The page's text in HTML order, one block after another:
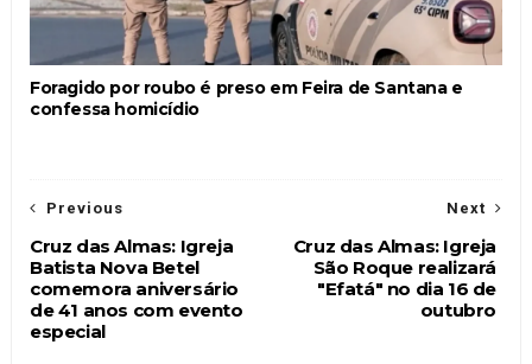
Foragido por roubo é preso em Feira de Santana e
confessa homicídio
Next
Cruz das Almas: Igreja
São Roque realizará
"Efatá" no dia 16 de
outubro
Previous
Cruz das Almas: Igreja
Batista Nova Betel
comemora aniversário
de 41 anos com evento
especial